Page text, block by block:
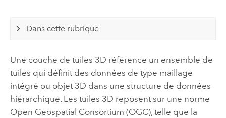
Dans cette rubrique
Une couche de tuiles 3D référence un ensemble de
tuiles qui définit des données de type maillage
intégré ou objet 3D dans une structure de données
hiérarchique. Les tuiles 3D reposent sur une norme
Open Geospatial Consortium (OGC), telle que la